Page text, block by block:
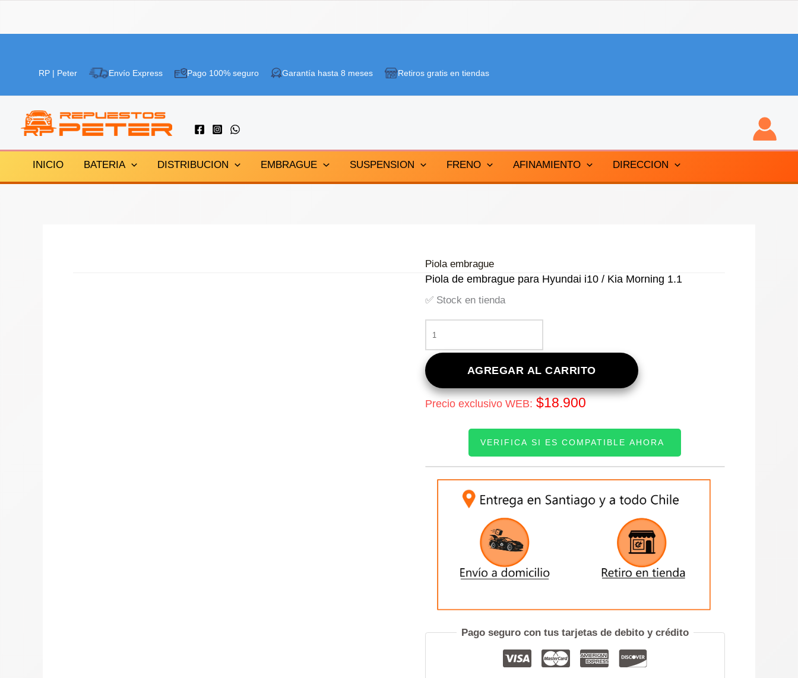
contenido
RP | Peter Envío Express Pago 100% seguro Garantía hasta 8 meses Retiros gratis en tiendas
INICIO BATERIA DISTRIBUCION EMBRAGUE SUSPENSION FRENO AFINAMIENTO DIRECCION
Piola embrague
Piola de embrague para Hyundai i10 / Kia Morning 1.1
✅ Stock en tienda
DE
EMBRAGUE
PARA
HYUNDAI
I10
AGREGAR AL CARRITO
Precio exclusivo WEB: $18.900
VERIFICA SI ES COMPATIBLE AHORA
Pago seguro con tus tarjetas de debito y crédito